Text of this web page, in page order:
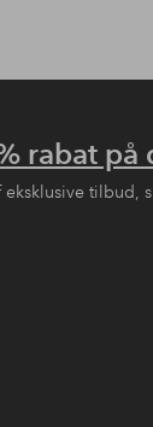
rabat på
tilbud,